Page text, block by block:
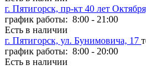
г. Пятигорск, пр-кт 40 лет
график работы: 8:00 - 21:00
Есть в наличии
г. Пятигорск, ул. Бунимовича, 17
график работы: 8:00 - 20:00
Есть в наличии